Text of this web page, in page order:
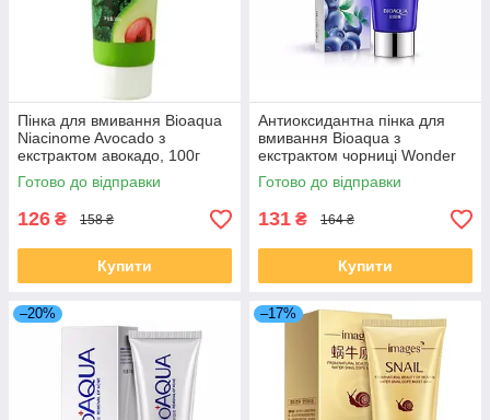
Пінка для вмивання Bioaqua
Niacinome Avocado з
екстрактом авокадо, 100г
Готово до відправки
126 ₴ 158 ₴
Купити
Антиоксидантна пінка для
вмивання Bioaqua з
екстрактом чорниці Wonder
Cleanser, 100г
Готово до відправки
131 ₴ 164 ₴
Купити
–20% –17%